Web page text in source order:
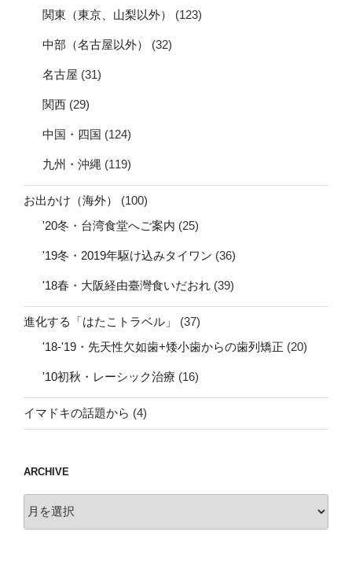
関東（東京、山梨以外） (123)
中部（名古屋以外） (32)
名古屋 (31)
関西 (29)
中国・四国 (124)
九州・沖縄 (119)
お出かけ（海外）
(100)
'20冬・台湾食堂へご案内 (25)
'19冬・2019年駆け込みタイワン (36)
'18春・大阪経由臺灣食いだおれ (39)
進化する「はたこトラベル」
(37)
'18-'19・先天性欠如歯+矮小歯からの歯列矯正 (20)
'10初秋・レーシック治療 (16)
イマドキの話題から (4)
ARCHIVE